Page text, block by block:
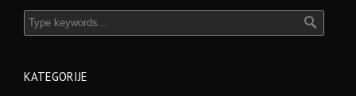
KATEGORIJE